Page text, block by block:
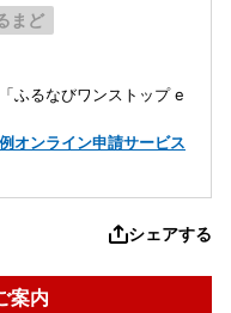
まど
ふるなびワンストップ e
オンライン申請サービス
シェアする
案内